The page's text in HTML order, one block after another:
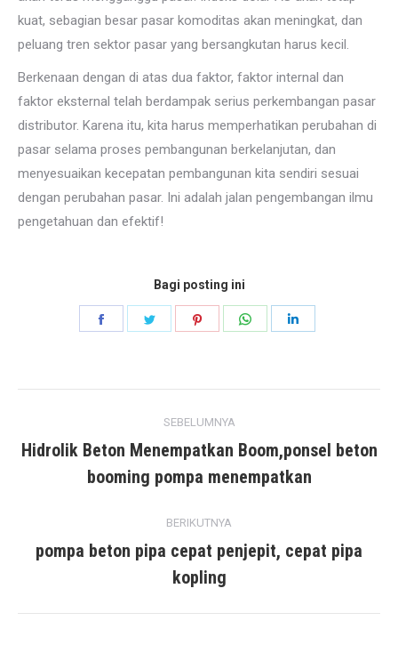
kuat, sebagian besar pasar komoditas akan meningkat, dan
peluang tren sektor pasar yang bersangkutan harus kecil.
Berkenaan dengan di atas dua faktor, faktor internal dan
faktor eksternal telah berdampak serius perkembangan pasar
distributor. Karena itu, kita harus memperhatikan perubahan di
pasar selama proses pembangunan berkelanjutan, dan
menyesuaikan kecepatan pembangunan kita sendiri sesuai
dengan perubahan pasar. Ini adalah jalan pengembangan ilmu
pengetahuan dan efektif!
Bagi posting ini
Bagikan Bagikan Bagikan Bagikan
navigasi
SEBELUMNYA
posting
sebelumnya:
Hidrolik Beton Menempatkan Boom,ponsel beton
booming pompa menempatkan
BERIKUTNYA
posting
berikutnya:
pompa beton pipa cepat penjepit, cepat pipa
kopling